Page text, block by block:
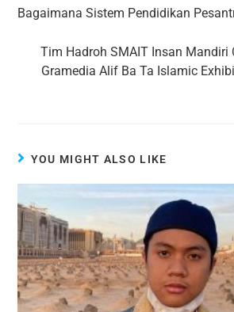
Bagaimana Sistem Pendidikan
Tim Hadroh SMAIT Insan Mandiri
Gramedia Alif Ba Ta Islamic
YOU MIGHT ALSO LIKE